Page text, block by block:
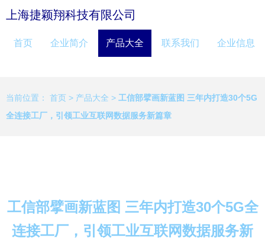
上海捷颖翔科技有限公司
首页 企业简介 产品大全 联系我们 企业信息
当前位置： 首页 > 产品大全 > 工信部擘画新蓝图 三年内打造30个5G
全连接工厂，引领工业互联网数据服务新篇章
工信部擘画新蓝图 三年内打造30个5G全
连接工厂，引领工业互联网数据服务新